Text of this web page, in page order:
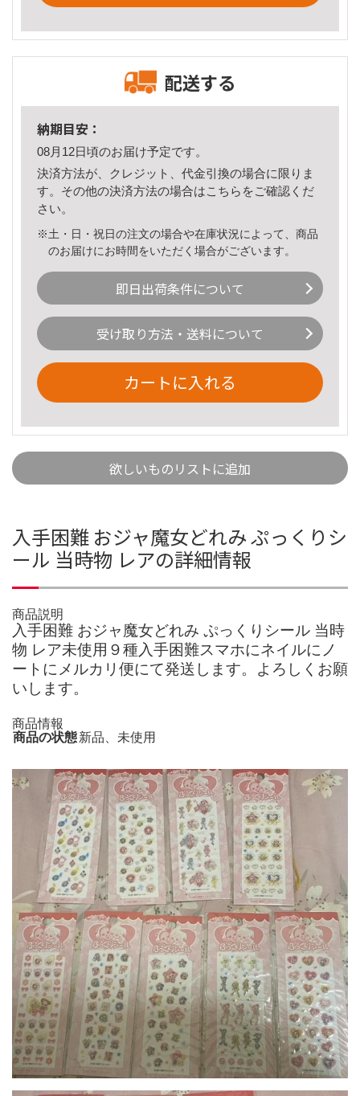
配送する
納期目安：
08月12日頃のお届け予定です。
決済方法が、クレジット、代金引換の場合に限りま
す。その他の決済方法の場合はこちら をご確認くだ
さい。
※土・日・祝日の注文の場合や在庫状況によって、商品
のお届けにお時間をいただく場合がございます。
即日出荷条件について
受け取り方法・送料について
カートに入れる
欲しいものリストに追加
入手困難 おジャ魔女どれみ ぷっくりシ
ール 当時物 レアの詳細情報
商品説明
入手困難 おジャ魔女どれみ ぷっくりシール 当時
物 レア未使用９種入手困難スマホにネイルにノ
ートにメルカリ便にて発送します。よろしくお願
いします。
商品情報
商品の状態新品、未使用